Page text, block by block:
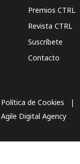
Premios CTRL
Revista CTRL
Suscríbete
Contacto
Política de Cookies
Agile Digital Agency